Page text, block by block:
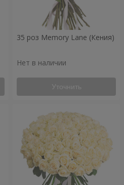
35 роз Memory Lane (Кения)
Нет в наличии
Уточнить